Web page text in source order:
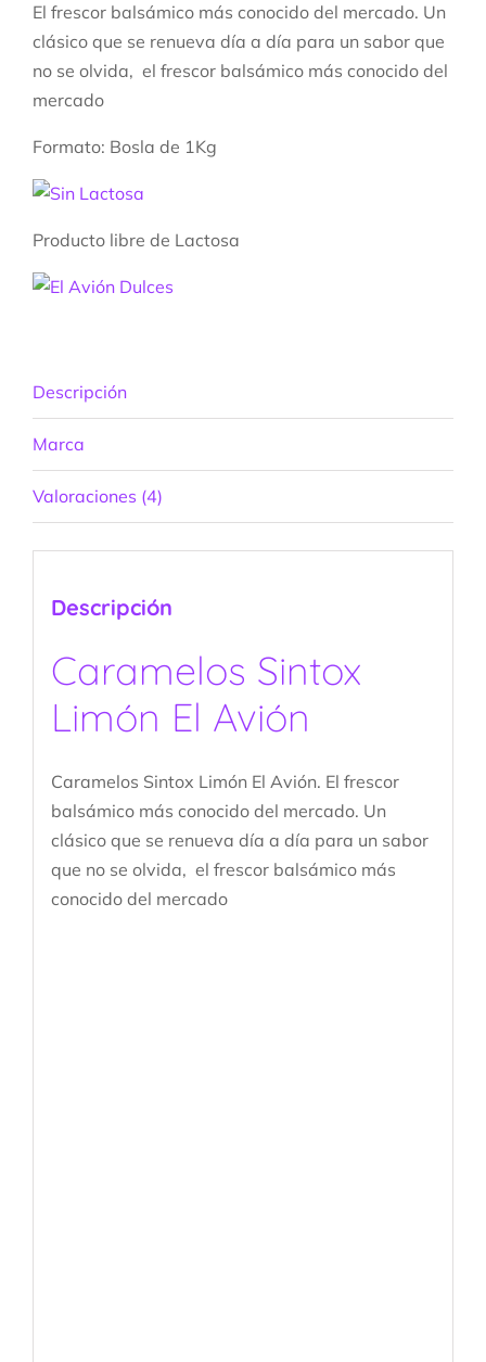
El frescor balsámico más conocido del mercado. Un
clásico que se renueva día a día para un sabor que
no se olvida, el frescor balsámico más conocido del
mercado
Formato: Bosla de 1Kg
Producto libre de Lactosa
Descripción
Marca
Valoraciones (4)
Descripción
Caramelos Sintox
Limón El Avión
Caramelos Sintox Limón El Avión. El frescor
balsámico más conocido del mercado. Un
clásico que se renueva día a día para un sabor
que no se olvida, el frescor balsámico más
conocido del mercado